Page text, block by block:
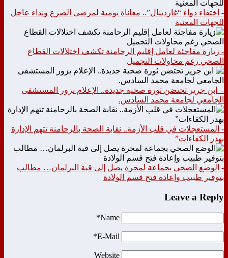
- اختفاء دواء “غاردينال”.. معاناة يومية لمرضى الصرع ونداء عاجل
للجهات المعنية
- زيارة مفاجئة لعامل إقليم الرحامنة تكشف اختلالات القطاع
الصحي رغم محاولات التجميل
- ابن جرير تحتضن ثورة صحية جديدة.. الإعلام يزور المستشفى
الجامعي لجامعة محمد السادس.
- المستعجلات في قلب الأزمة.. نقابة الصحة بالرحامنة تتهم الإدارة
بهدر الكفاءات”
- الوضع الصحي بجماعة لمحرة يصل إلى قبة البرلمان… مطالب
بتوفير طبيب وإعادة فتح قسم الولادة
Leave a Reply
Name*
E-Mail*
Website